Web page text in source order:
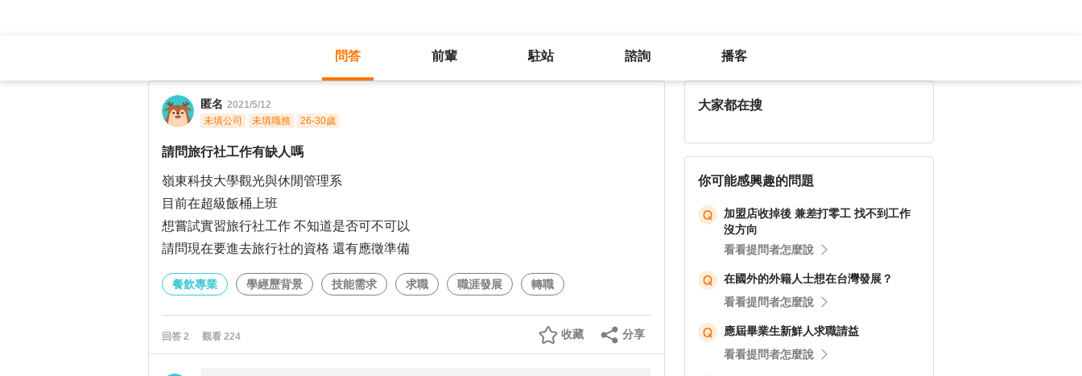
問答 前輩 駐站 諮詢 播客
匿名 2021/5/12
未填公司
未填職務 26-30歲
請問旅行社工作有缺人嗎
嶺東科技大學觀光與休閒管理系
目前在超級飯桶上班
想嘗試實習旅行社工作 不知道是否可不可以
請問現在要進去旅行社的資格 還有應徵準備
餐飲專業 學經歷背景 技能需求 求職 職涯發展 轉職
回答 2 觀看 224 分享
收藏
大家都在搜
你可能感興趣的問題
加盟店收掉後 兼差打零工 找不到工作
沒方向
看看提問者怎麼說
在國外的外籍人士想在台灣發展？
看看提問者怎麼說
應屆畢業生新鮮人求職請益
看看提問者怎麼說